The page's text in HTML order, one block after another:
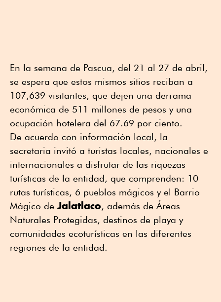
En la semana de Pascua, del 21 al 27 de abril,
se espera que estos mismos sitios reciban a
107,639 visitantes, que dejen una derrama
económica de 511 millones de pesos y una
ocupación hotelera del 67.69 por ciento.
De acuerdo con información local, la
secretaria invitó a turistas locales, nacionales e
internacionales a disfrutar de las riquezas
turísticas de la entidad, que comprenden: 10
rutas turísticas, 6 pueblos mágicos y el Barrio
Mágico de Jalatlaco, además de Áreas
Naturales Protegidas, destinos de playa y
comunidades ecoturísticas en las diferentes
regiones de la entidad.